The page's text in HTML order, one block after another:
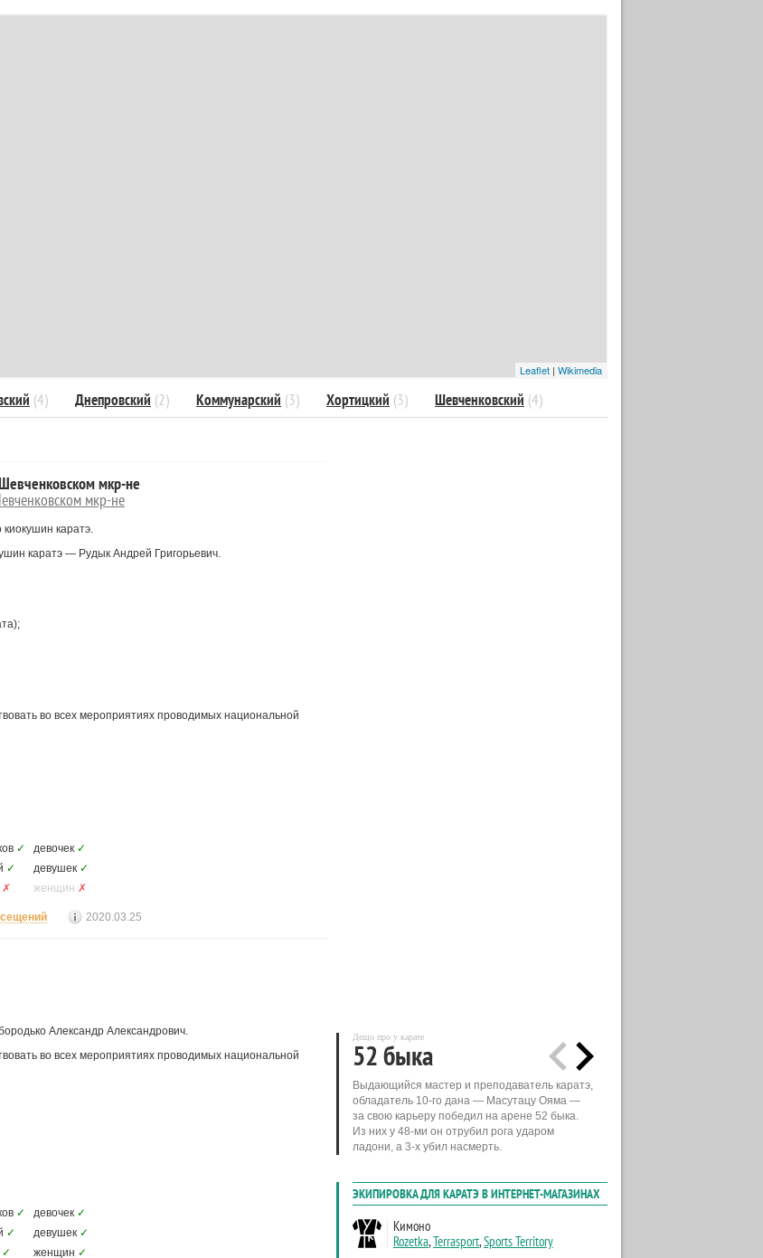
Leaflet | Wikimedia
(4) Днепровский (2) Коммунарский (3) Хортицкий (3) Шевченковский (4)
мкр-не
мкр-не
каратэ.
каратэ — Рудык Андрей Григорьевич.
во всех мероприятиях проводимых национальной
✓ девочек ✓
✓ девушек ✓
✗ женщин ✗
2020.03.25
Александр Александрович.
во всех мероприятиях проводимых национальной
✓ девочек ✓
✓ девушек ✓
✓ женщин ✓
Дещо про у карате
52 быка
Выдающийся мастер и преподаватель каратэ,
обладатель 10-го дана — Масутацу Ояма —
за свою карьеру победил на арене 52 быка.
Из них у 48-ми он отрубил рога ударом
ладони, а 3-х убил насмерть.